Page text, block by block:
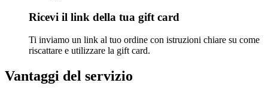
Ricevi il link della tua gift card
Ti inviamo un link al tuo ordine con istruzioni chiare su come
riscattare e utilizzare la gift card.
Vantaggi del servizio